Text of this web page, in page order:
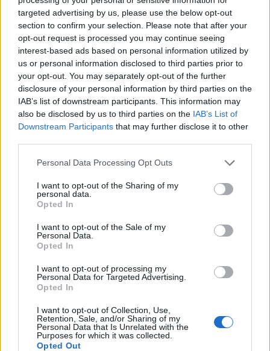
targeted advertising by us, please use the below opt-out
section to confirm your selection. Please note that after your
opt-out request is processed you may continue seeing
interest-based ads based on personal information utilized by
us or personal information disclosed to third parties prior to
your opt-out. You may separately opt-out of the further
disclosure of your personal information by third parties on the
IAB’s list of downstream participants. This information may
also be disclosed by us to third parties on the IAB’s List of
Downstream Participants that may further disclose it to other
Personal Data Processing Opt Outs
I want to opt-out of the Sharing of my
personal data.
Opted In
I want to opt-out of the Sale of my
Personal Data.
Opted In
I want to opt-out of processing my
Personal Data for Targeted Advertising.
Opted In
I want to opt-out of Collection, Use,
Retention, Sale, and/or Sharing of my
Personal Data that Is Unrelated with the
Purposes for which it was collected.
Opted Out